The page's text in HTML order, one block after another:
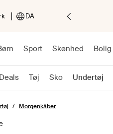
DA
Sport Skønhed Bolig
Deals Tøj Sko Undertøj
Morgenkåber